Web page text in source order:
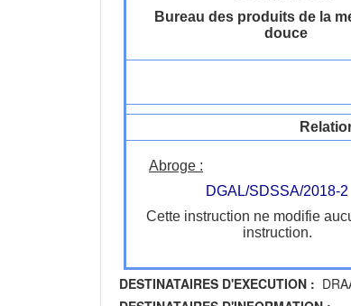
Bureau des produits de la
douce
Abroge :
DGAL/SDSSA/2018-2
Cette instruction ne modifie
instruction.
DESTINATAIRES D'EXECUTION :